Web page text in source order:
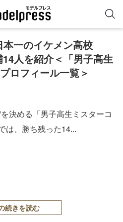
一のイケメン高校
人を紹介＜「男子高生
ロフィール一覧＞
決める「男子高生ミスターコ
は、勝ち残った14...
続きを読む